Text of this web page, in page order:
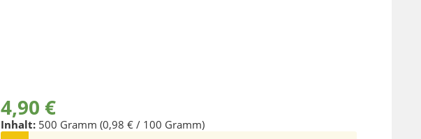
4,90 €
Inhalt: 500 Gramm (0,98 € / 100 Gramm)